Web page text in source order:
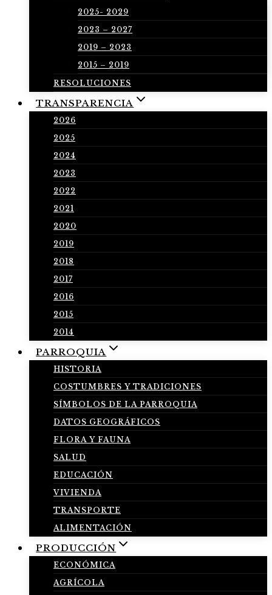
2025- 2029
2023 – 2027
2019 – 2023
2015 – 2019
RESOLUCIONES
TRANSPARENCIA
2026
2025
2024
2023
2022
2021
2020
2019
2018
2017
2016
2015
2014
PARROQUIA
HISTORIA
COSTUMBRES Y TRADICIONES
SÍMBOLOS DE LA PARROQUIA
DATOS GEOGRÁFICOS
FLORA Y FAUNA
SALUD
EDUCACIÓN
VIVIENDA
TRANSPORTE
ALIMENTACIÓN
PRODUCCIÓN
ECONÓMICA
AGRÍCOLA